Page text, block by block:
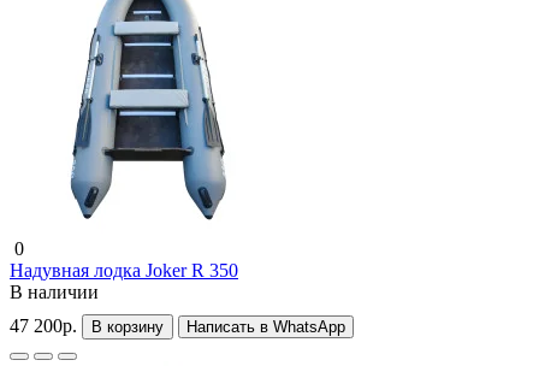
0
Надувная лодка Joker R 350
В наличии
47 200р.
В корзину Написать в WhatsApp